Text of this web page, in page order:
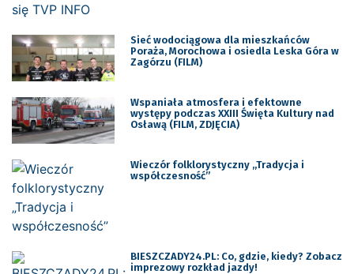
Sieć wodociągowa dla mieszkańców
Poraża, Morochowa i osiedla Leska Góra w
Zagórzu (FILM)
Wspaniała atmosfera i efektowne
występy podczas XXIII Święta Kultury nad
Osławą (FILM, ZDJĘCIA)
Wieczór folklorystyczny „Tradycja i
współczesność”
BIESZCZADY24.PL: Co, gdzie, kiedy? Zobacz
imprezowy rozkład jazdy!